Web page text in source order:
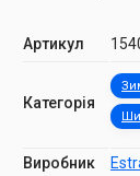
Артикул
Категорія
Виробник